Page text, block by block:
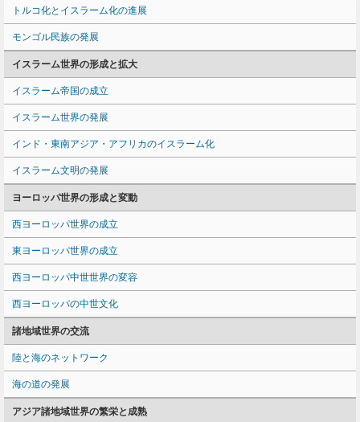
トルコ化とイスラーム化の進展
モンゴル民族の発展
イスラーム世界の形成と拡大
イスラーム帝国の成立
イスラーム世界の発展
インド・東南アジア・アフリカのイスラーム化
イスラーム文明の発展
ヨーロッパ世界の形成と変動
西ヨーロッパ世界の成立
東ヨーロッパ世界の成立
西ヨーロッパ中世世界の変容
西ヨーロッパの中世文化
諸地域世界の交流
陸と海のネットワーク
海の道の発展
アジア諸地域世界の繁栄と成熟